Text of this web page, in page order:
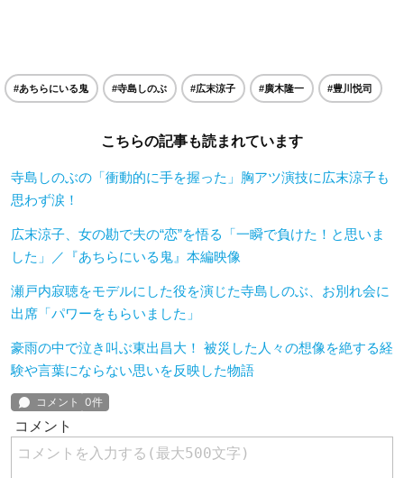
#あちらにいる鬼 #寺島しのぶ #広末涼子 #廣木隆一 #豊川悦司
こちらの記事も読まれています
寺島しのぶの「衝動的に手を握った」胸アツ演技に広末涼子も
思わず涙！
広末涼子、女の勘で夫の“恋”を悟る「一瞬で負けた！と思いま
した」／『あちらにいる鬼』本編映像
瀬戸内寂聴をモデルにした役を演じた寺島しのぶ、お別れ会に
出席「パワーをもらいました」
豪雨の中で泣き叫ぶ東出昌大！ 被災した人々の想像を絶する経
験や言葉にならない思いを反映した物語